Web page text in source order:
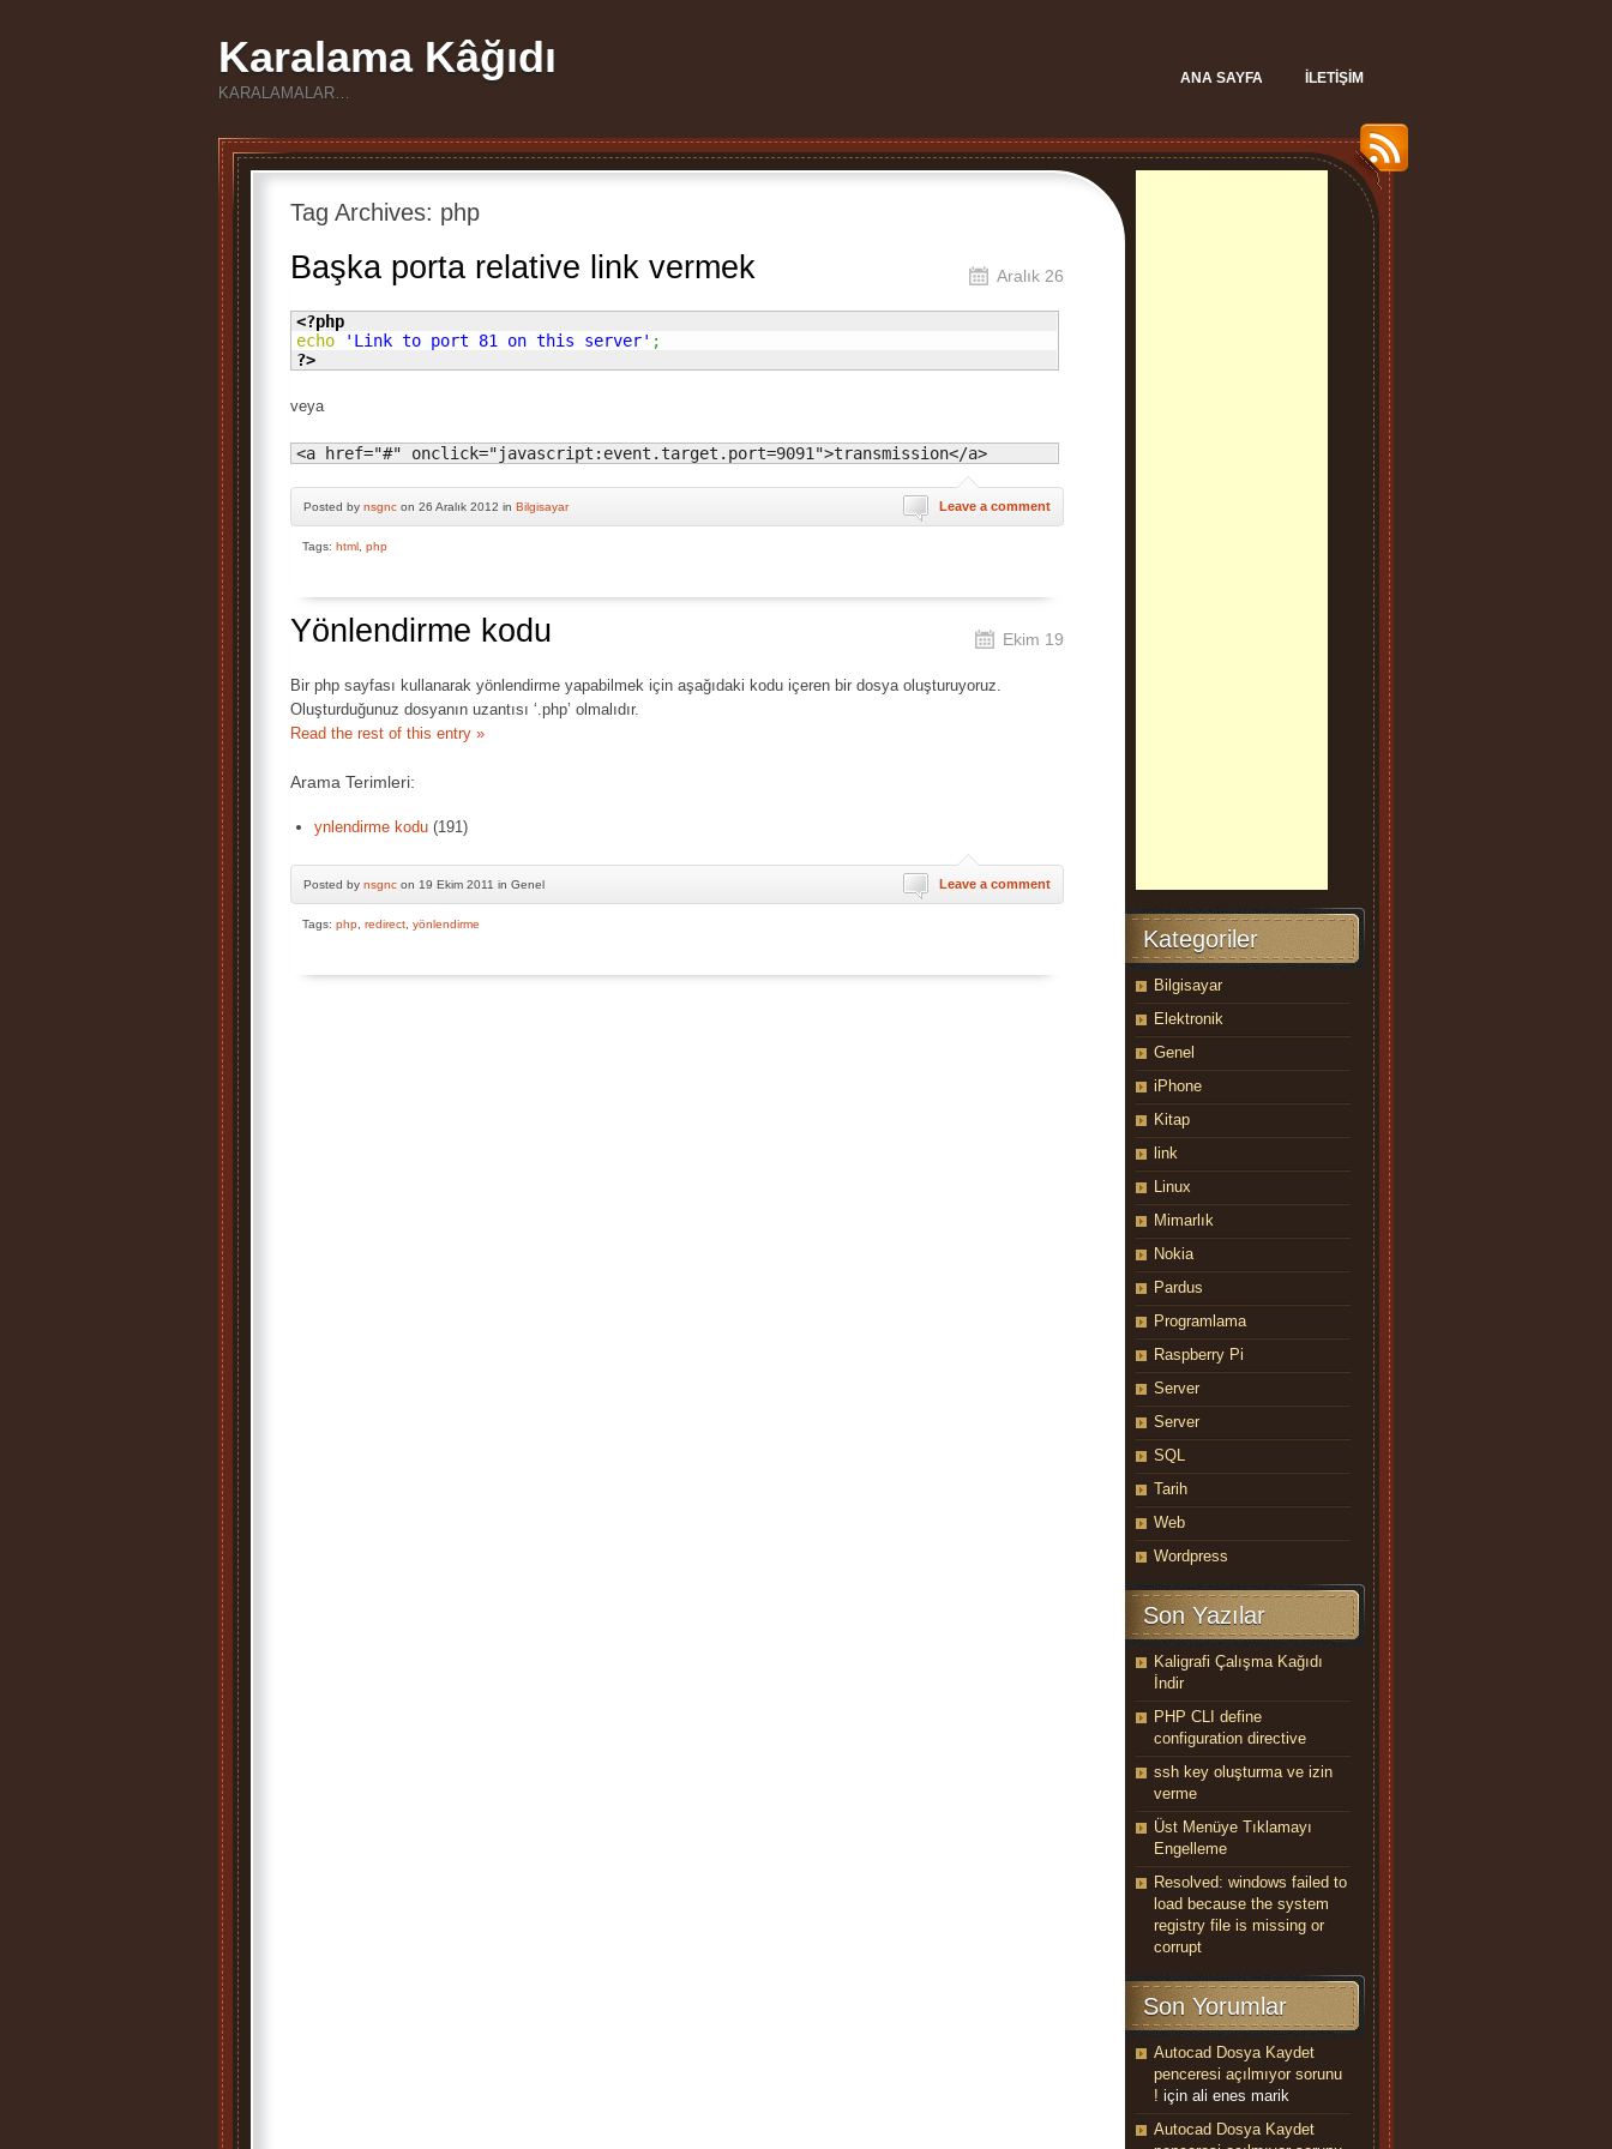
Karalama Kâğıdı
KARALAMALAR…
ANA SAYFA İLETIŞIM
Tag Archives: php
Başka porta relative link vermek Aralık 26
<?php
echo
'Link to port 81 on this server' ;
?>
veya
<a href="#" onclick="javascript:event.target.port=9091">transmission</a>
Posted by nsgnc on 26 Aralık 2012 in Bilgisayar Leave a comment
Tags: html php
Yönlendirme kodu Ekim 19
Bir php sayfası kullanarak yönlendirme yapabilmek için aşağıdaki kodu içeren bir dosya oluşturuyoruz.
Oluşturduğunuz dosyanın uzantısı ‘.php’ olmalıdır.
Read the rest of this entry »
Arama Terimleri:
ynlendirme kodu (191)
Posted by nsgnc on 19 Ekim 2011 in Genel Leave a comment
Tags: php redirect yönlendirme
Kategoriler
Bilgisayar
Elektronik
Genel
iPhone
Kitap
link
Linux
Mimarlık
Nokia
Pardus
Programlama
Raspberry Pi
Server
Server
SQL
Tarih
Web
Wordpress
Son Yazılar
Kaligrafi Çalışma Kağıdı
İndir
PHP CLI define
configuration directive
ssh key oluşturma ve izin
verme
Üst Menüye Tıklamayı
Engelleme
Resolved: windows failed to
load because the system
registry file is missing or
corrupt
Son Yorumlar
Autocad Dosya Kaydet
penceresi açılmıyor sorunu
! için ali enes marik
Autocad Dosya Kaydet